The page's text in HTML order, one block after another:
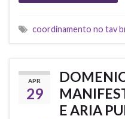
coordinamento no tav
APR
29
E ARIA